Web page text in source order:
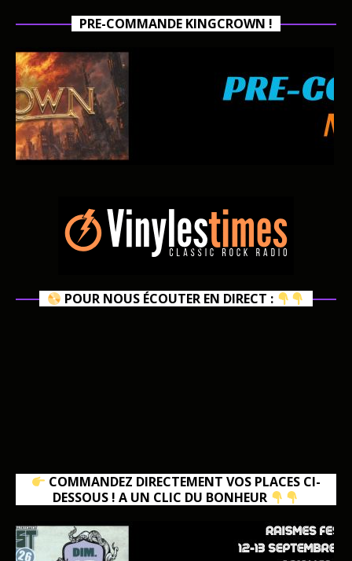
PRE-COMMANDE KINGCROWN !
POUR NOUS ÉCOUTER EN DIRECT :
COMMANDEZ DIRECTEMENT VOS PLACES CI-
DESSOUS ! A UN CLIC DU BONHEUR